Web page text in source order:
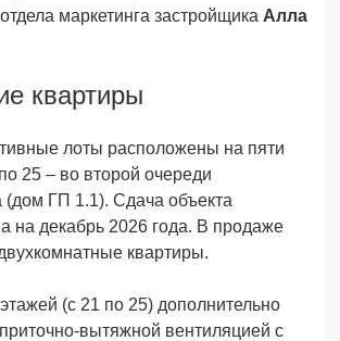
маркетинга застройщика Алла
квартиры
лоты расположены на пяти
25 – во второй очереди
(дом ГП 1.1). Сдача объекта
на декабрь 2026 года. В продаже
квартиры.
(с 21 по 25) дополнительно
вытяжной вентиляцией с